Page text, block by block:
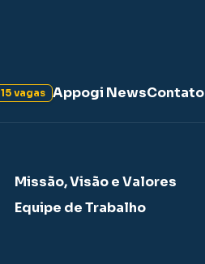
15 vagas Appogi NewsContato
Missão, Visão e Valores
Equipe de Trabalho